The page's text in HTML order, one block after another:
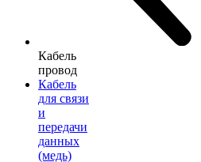
Кабель
провод
Кабель
для связи
и
передачи
данных
(медь)